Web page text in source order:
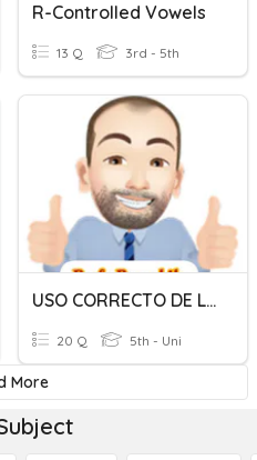
R-Controlled Vowels
13 Q 3rd - 5th
USO CORRECTO DE LA LETRA "B/b"
20 Q 5th - Uni
More